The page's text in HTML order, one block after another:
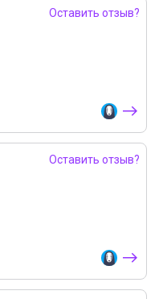
Оставить отзыв?
Оставить отзыв?